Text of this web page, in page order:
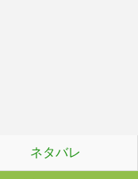
ネタバレ